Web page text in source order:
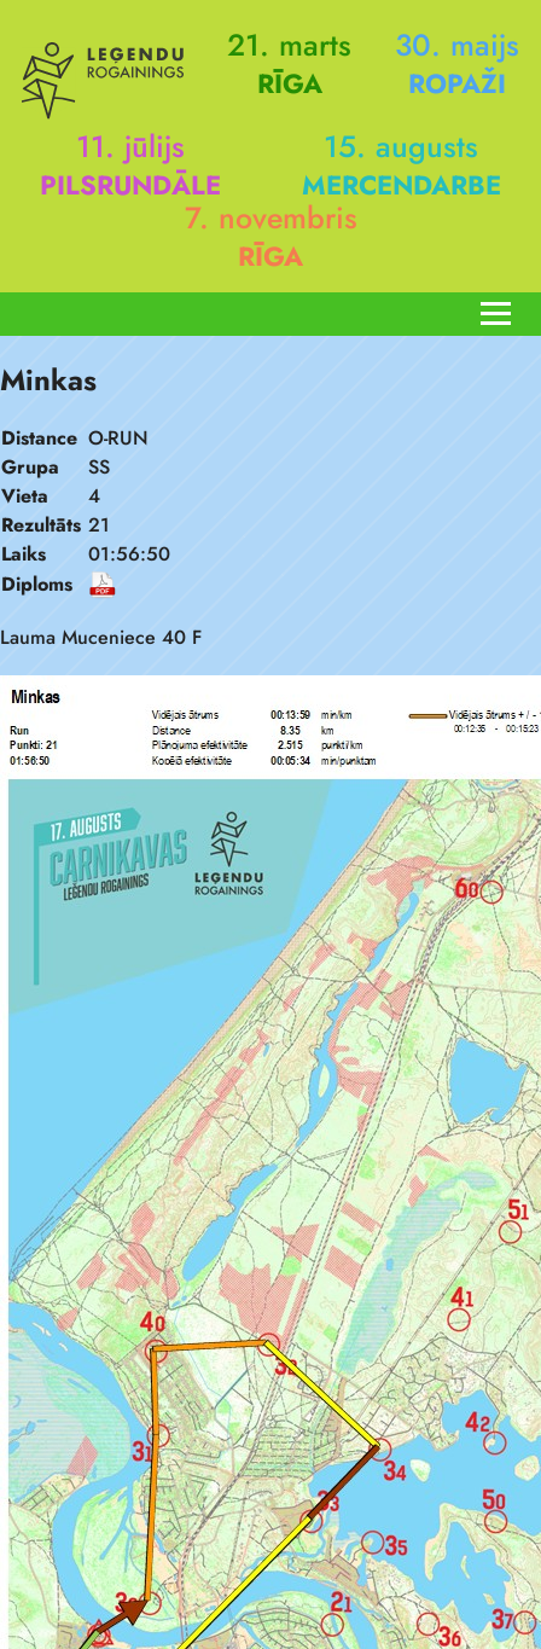
21. marts
RĪGA
30. maijs
ROPAŽI
11. jūlijs
PILSRUNDĀLE
15. augusts
MERCENDARBE
7. novembris
RĪGA
Minkas
Distance O-RUN
Grupa
SS
Vieta
4
Rezultāts 21
Laiks
01:56:50
Diploms
Lauma Muceniece 40 F